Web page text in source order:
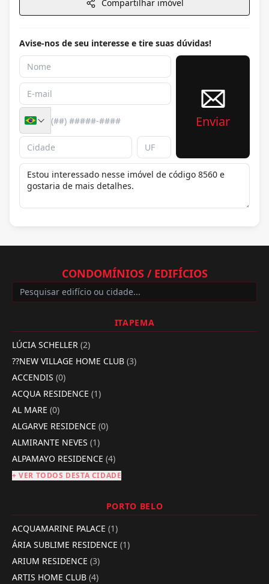
Compartilhar imóvel
Avise-nos de seu interesse e tire suas dúvidas!
Enviar
CONDOMÍNIOS / EDIFÍCIOS
ITAPEMA
LÚCIA SCHELLER (2)
??NEW VILLAGE HOME CLUB (3)
ACCENDIS (0)
ACQUA RESIDENCE (1)
AL MARE (0)
ALGARVE RESIDENCE (0)
ALMIRANTE NEVES (1)
ALPAMAYO RESIDENCE (4)
+ VER TODOS DESTA CIDADE
PORTO BELO
ACQUAMARINE PALACE (1)
ÁRIA SUBLIME RESIDENCE (1)
ARIUM RESIDENCE (3)
ARTIS HOME CLUB (4)